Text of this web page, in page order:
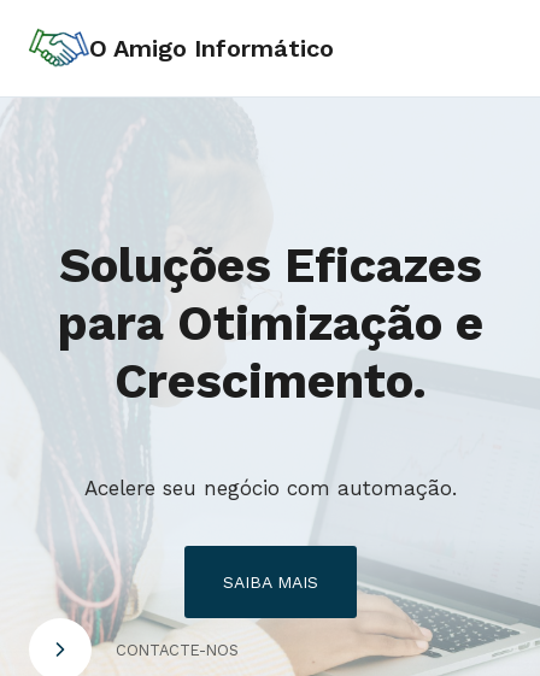
content
O Amigo Informático
Soluções Eficazes
para Otimização e
Crescimento.
Acelere seu negócio com automação.
SAIBA MAIS
CONTACTE-NOS